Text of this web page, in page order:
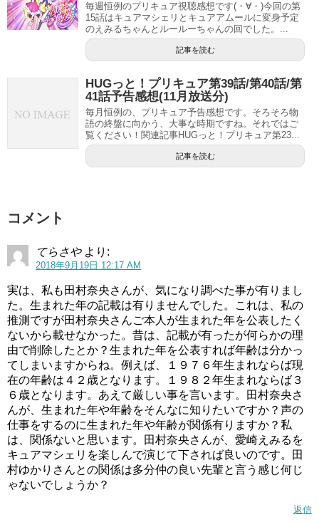
いうあだ名をつけてくれたのが始まりだそう。
人とは違うあだ名にしたいと思っているようで、本人は
「でんちゃんと呼んで下さいね」とのこと。
所有資格は、剣道初段、英検準2級、普通自動車免許の３つ
です。
趣味はカフェ巡りやのんびりお散歩する事だそうです。
甘いものが好きなのか辛い物が好きなのか、分かりません
ね。
好きな食べ物のジャンルもバラバラなので、もしかして食
べ物全般が好きなのでは？と思っちゃいます。
関連記事 小原好美(キュアミルキー声優)はかわいい!年齢,身長,結婚,彼氏は?ククリの声も担当!(スタートゥインクルプリキュア)
関連記事 小倉唯(キュアエトワール声優)は下手,上手い？声低いから合わないし棒読みとの意見も…
田村奈央の生年月日は？年齢も知りたい！
誕生日は10月10日で、なんとキュアブラックこと美墨なぎ
さと一緒 です。
伝説の初代プリキュアと同じ誕生日なんて、かなり縁起が
毎週恒例のプリキュア視聴感想です(・∀・)今回の第
15話はキュアマシェリとキュアアムールに変身予定
のえみるちゃんとルールーちゃんの回でした。...
記事を読む
HUGっと！プリキュア第39話/第40話/第
41話予告感想(11月放送分)
毎月恒例の、プリキュア予告感想です。そろそろ物
語の終盤に向かう、大事な時期ですね。それではご
覧ください！関連記事HUGっと！プリキュア第23...
記事を読む
コメント
てらさや より:
2018年9月19日 12:17 AM
実は、私も田村奈央さんが、気になり調べた事が有りまし
た。生まれた年の記載は有りませんでした。これは、私の
推測ですが田村奈央さんご本人が生まれた年を公表したく
ないから載せなかった。昔は、記載が有ったが何らかの理
由で削除したとか？生まれた年を公表すれば年齢は分かっ
てしまいますからね。例えば、１９７６年生まれならば現
在の年齢は４２歳となります。１９８２年生まれならば３
６歳となります。あえて厳しい事を言います。田村奈央さ
んが、生まれた年や年齢をそんなに知りたいですか？声の
仕事をするのに生まれた年や年齢が関係有りますか？私
は、関係ないと思います。田村奈央さんが、愛崎えみるを
キュアマシェリを楽しんで演じて下されば良いのです。田
村ゆかりさんとの関係は多分仲の良い先輩と言う感じ何じ
ゃないでしょうか？
返信